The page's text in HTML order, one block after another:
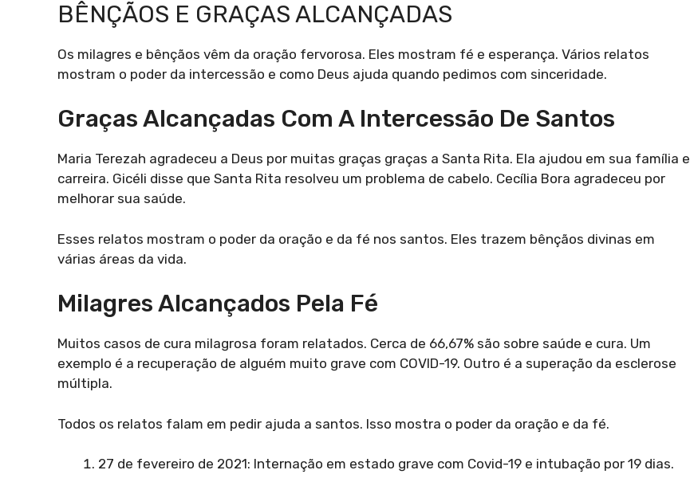
BÊNÇÃOS E GRAÇAS ALCANÇADAS
Os milagres e bênçãos vêm da oração fervorosa. Eles mostram fé e esperança. Vários relatos
mostram o poder da intercessão e como Deus ajuda quando pedimos com sinceridade.
Graças Alcançadas Com A Intercessão De Santos
Maria Terezah agradeceu a Deus por muitas graças graças a Santa Rita. Ela ajudou em sua família e
carreira. Gicéli disse que Santa Rita resolveu um problema de cabelo. Cecília Bora agradeceu por
melhorar sua saúde.
Esses relatos mostram o poder da oração e da fé nos santos. Eles trazem bênçãos divinas em
várias áreas da vida.
Milagres Alcançados Pela Fé
Muitos casos de cura milagrosa foram relatados. Cerca de 66,67% são sobre saúde e cura. Um
exemplo é a recuperação de alguém muito grave com COVID-19. Outro é a superação da esclerose
múltipla.
Todos os relatos falam em pedir ajuda a santos. Isso mostra o poder da oração e da fé.
27 de fevereiro de 2021: Internação em estado grave com Covid-19 e intubação por 19 dias.